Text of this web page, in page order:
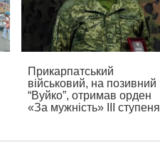
Прикарпатський
військовий, на позивний
“Вуйко”, отримав орден
«За мужність» ІІІ ступеня